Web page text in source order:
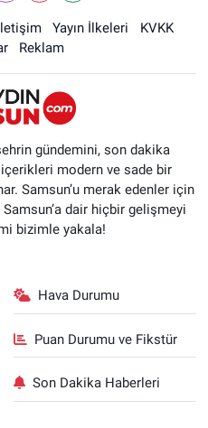
Yayın İlkeleri
KVKK
Reklam
gündemini, son dakika
modern ve sade bir
Samsun’u merak edenler için
dair hiçbir gelişmeyi
bizimle yakala!
Hava Durumu
Puan Durumu ve Fikstür
Son Dakika Haberleri